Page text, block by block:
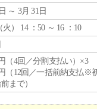
～ 3月 31日
火 ） 14 ：50 ～ 16 ：10
（4回／分割支払い）×3
（12回／一括前納支払※
まで）